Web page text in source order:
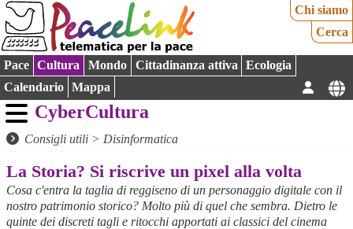
Chi siamo
Cerca
Pace Cultura Mondo Cittadinanza attiva
Ecologia
Calendario
Mappa
CyberCultura
Consigli utili > Disinformatica
La Storia? Si riscrive un pixel alla volta
Cosa c'entra la taglia di reggiseno di un personaggio digitale con il
nostro patrimonio storico? Molto più di quel che sembra. Dietro le
quinte dei discreti tagli e ritocchi apportati ai classici del cinema